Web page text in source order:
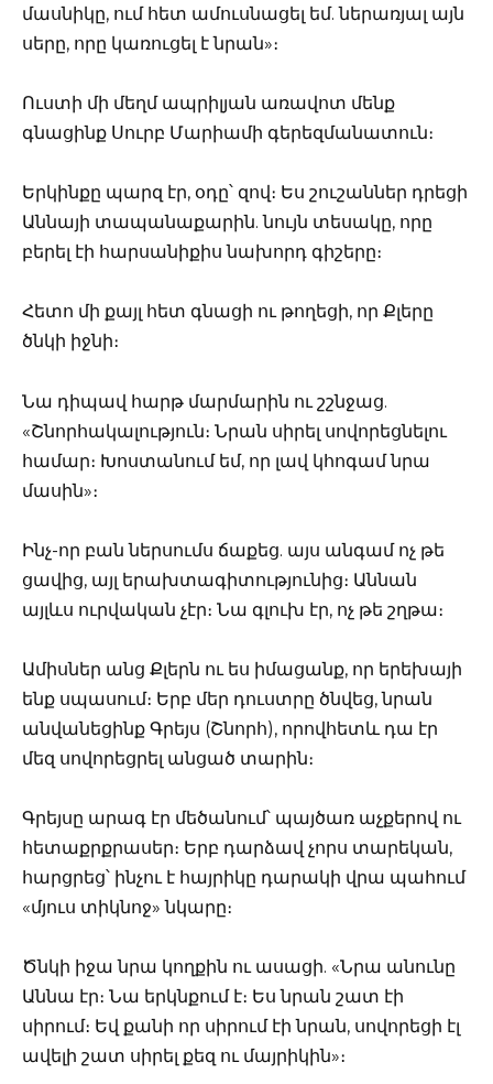
մասնիկը, ում հետ ամուսնացել եմ. ներառյալ այն
սերը, որը կառուցել է նրան»։
Ուստի մի մեղմ ապրիլյան առավոտ մենք
գնացինք Սուրբ Մարիամի գերեզմանատուն։
Երկինքը պարզ էր, օդը՝ զով։ Ես շուշաններ դրեցի
Աննայի տապանաքարին. նույն տեսակը, որը
բերել էի հարսանիքիս նախորդ գիշերը։
Հետո մի քայլ հետ գնացի ու թողեցի, որ Քլերը
ծնկի իջնի։
Նա դիպավ հարթ մարմարին ու շշնջաց.
«Շնորհակալություն։ Նրան սիրել սովորեցնելու
համար։ Խոստանում եմ, որ լավ կհոգամ նրա
մասին»։
Ինչ-որ բան ներսումս ճաքեց. այս անգամ ոչ թե
ցավից, այլ երախտագիտությունից։ Աննան
այլևս ուրվական չէր։ Նա գլուխ էր, ոչ թե շղթա։
Ամիսներ անց Քլերն ու ես իմացանք, որ երեխայի
ենք սպասում։ Երբ մեր դուստրը ծնվեց, նրան
անվանեցինք Գրեյս (Շնորհ), որովհետև դա էր
մեզ սովորեցրել անցած տարին։
Գրեյսը արագ էր մեծանում՝ պայծառ աչքերով ու
հետաքրքրասեր։ Երբ դարձավ չորս տարեկան,
հարցրեց՝ ինչու է հայրիկը դարակի վրա պահում
«մյուս տիկնոջ» նկարը։
Ծնկի իջա նրա կողքին ու ասացի. «Նրա անունը
Աննա էր։ Նա երկնքում է։ Ես նրան շատ էի
սիրում։ Եվ քանի որ սիրում էի նրան, սովորեցի էլ
ավելի շատ սիրել քեզ ու մայրիկին»։